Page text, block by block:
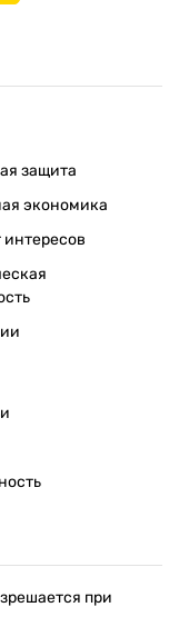
защита
экономика
при